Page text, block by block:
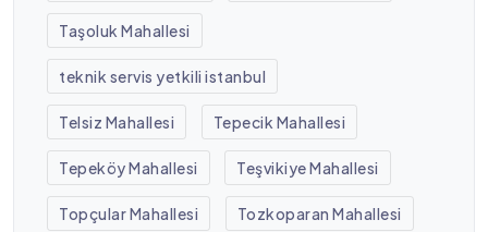
Taşoluk Mahallesi
teknik servis yetkili istanbul
Telsiz Mahallesi Tepecik Mahallesi
Tepeköy Mahallesi Teşvikiye Mahallesi
Topçular Mahallesi Tozkoparan Mahallesi